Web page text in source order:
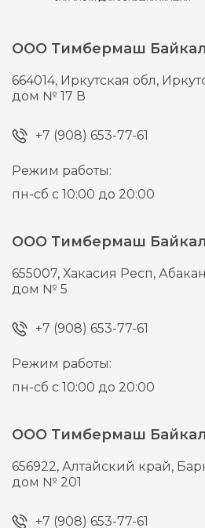
ООО Тимбермаш Байкал
664014, Иркутская обл,
дом № 17 В
+7 (908) 653-77-61
Режим работы:
пн-сб с 10:00 до 20:00
ООО Тимбермаш Байкал
655007,Хакасия Респ,
дом № 5
+7 (908) 653-77-61
Режим работы:
пн-сб с 10:00 до 20:00
ООО Тимбермаш Байкал
656922,Алтайский край,
дом № 201
+7 (908) 653-77-61